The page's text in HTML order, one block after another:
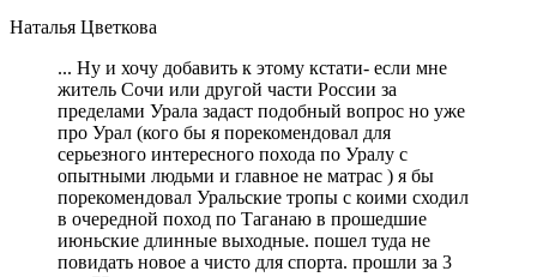
Наталья Цветкова
... Ну и хочу добавить к этому кстати- если мне
житель Сочи или другой части России за
пределами Урала задаст подобный вопрос но уже
про Урал (кого бы я порекомендовал для
серьезного интересного похода по Уралу с
опытными людьми и главное не матрас ) я бы
порекомендовал Уральские тропы с коими сходил
в очередной поход по Таганаю в прошедшие
июньские длинные выходные. пошел туда не
повидать новое а чисто для спорта. прошли за 3